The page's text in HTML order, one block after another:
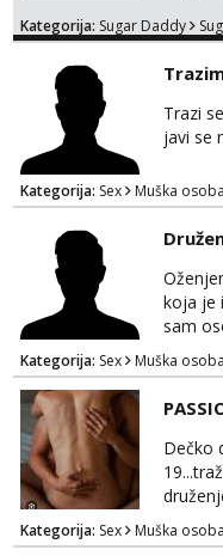
želiš –
Kategorija: Sugar Daddy
Trazi
javi se
Kategorija: Sex Muška
koja je
sam
ostalo
.Molim
Kategorija: Sex Muška
Dečko
bliža
Kategorija: Sex Muška